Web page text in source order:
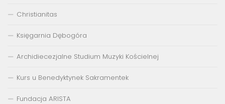
Christianitas
Księgarnia Dębogóra
Archidiecezjalne Studium Muzyki Kościelnej
Kurs u Benedyktynek Sakramentek
Fundacja ARISTA